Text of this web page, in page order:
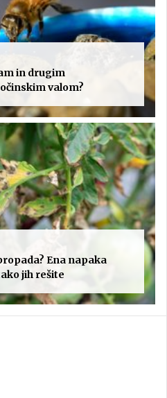
in drugim
valom?
Ena napaka
jih rešite